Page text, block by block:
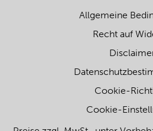
Allgemeine
Recht auf
Cookie-
Cookie-